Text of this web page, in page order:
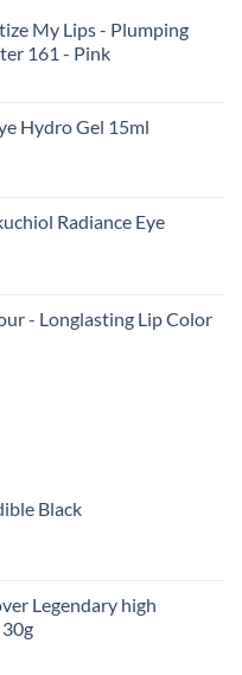
My Lips - Plumping
161 - Pink
Hydro Gel 15ml
Radiance Eye
- Longlasting Lip Color
Black
Legendary high